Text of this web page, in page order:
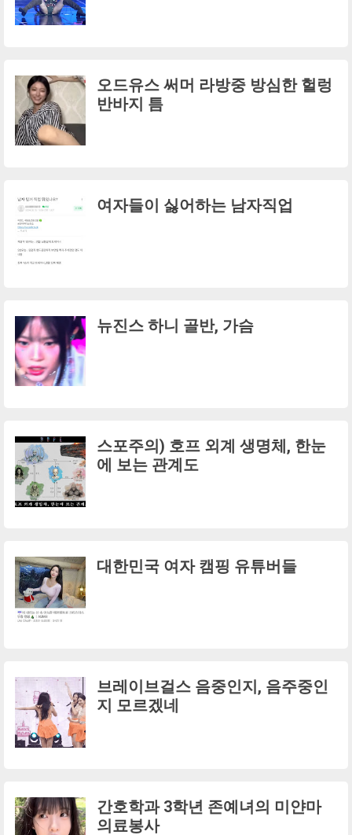
오드유스 써머 라방중 방심한 헐렁
반바지 틈
여자들이 싫어하는 남자직업
뉴진스 하니 골반, 가슴
스포주의) 호프 외계 생명체, 한눈
에 보는 관계도
대한민국 여자 캠핑 유튜버들
브레이브걸스 음중인지, 음주중인
지 모르겠네
간호학과 3학년 존예녀의 미얀마
의료봉사